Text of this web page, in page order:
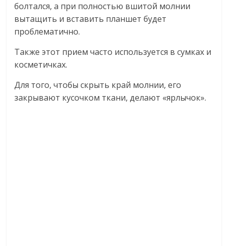
болтался, а при полностью вшитой молнии
вытащить и вставить планшет будет
проблематично.
Также этот прием часто используется в сумках и
косметичках.
Для того, чтобы скрыть край молнии, его
закрывают кусочком ткани, делают «ярлычок».